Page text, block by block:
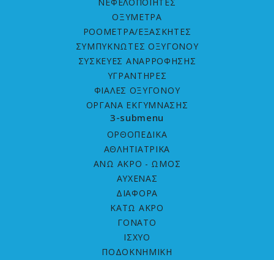
ΟΞΥΜΕΤΡΑ
ΡΟΟΜΕΤΡΑ/ΕΞΑΣΚΗΤΕΣ
ΣΥΜΠΥΚΝΩΤΕΣ ΟΞΥΓΟΝΟΥ
ΣΥΣΚΕΥΕΣ ΑΝΑΡΡΟΦΗΣΗΣ
ΥΓΡΑΝΤΗΡΕΣ
ΦΙΑΛΕΣ ΟΞΥΓΟΝΟΥ
ΟΡΓΑΝΑ ΕΚΓΥΜΝΑΣΗΣ
3-submenu
ΟΡΘΟΠΕΔΙΚΑ
ΑΘΛΗΤΙΑΤΡΙΚΑ
ΑΝΩ ΑΚΡΟ - ΩΜΟΣ
ΑΥΧΕΝΑΣ
ΔΙΑΦΟΡΑ
ΚΑΤΩ ΑΚΡΟ
ΓΟΝΑΤΟ
ΙΣΧΥΟ
ΠΟΔΟΚΝΗΜΙΚΗ